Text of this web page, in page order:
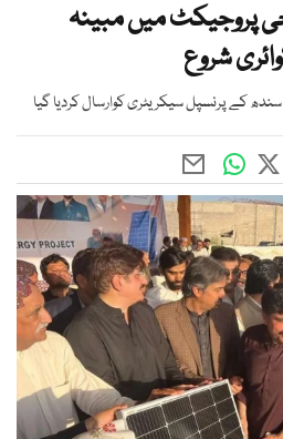
پروجیکٹ میں مبینہ
شروع
کے پرنسپل سیکریٹری کوارسال کردیا گیا